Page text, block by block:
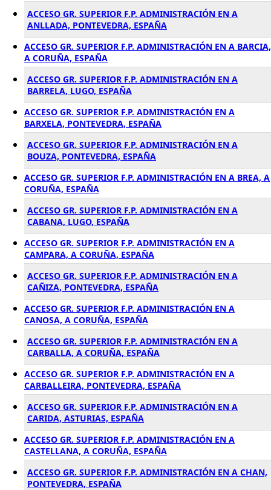
ACCESO GR. SUPERIOR F.P. ADMINISTRACIÓN EN A
ANLLADA, PONTEVEDRA, ESPAÑA
ACCESO GR. SUPERIOR F.P. ADMINISTRACIÓN EN A BARCIA,
A CORUÑA, ESPAÑA
ACCESO GR. SUPERIOR F.P. ADMINISTRACIÓN EN A
BARRELA, LUGO, ESPAÑA
ACCESO GR. SUPERIOR F.P. ADMINISTRACIÓN EN A
BARXELA, PONTEVEDRA, ESPAÑA
ACCESO GR. SUPERIOR F.P. ADMINISTRACIÓN EN A
BOUZA, PONTEVEDRA, ESPAÑA
ACCESO GR. SUPERIOR F.P. ADMINISTRACIÓN EN A BREA, A
CORUÑA, ESPAÑA
ACCESO GR. SUPERIOR F.P. ADMINISTRACIÓN EN A
CABANA, LUGO, ESPAÑA
ACCESO GR. SUPERIOR F.P. ADMINISTRACIÓN EN A
CAMPARA, A CORUÑA, ESPAÑA
ACCESO GR. SUPERIOR F.P. ADMINISTRACIÓN EN A
CAÑIZA, PONTEVEDRA, ESPAÑA
ACCESO GR. SUPERIOR F.P. ADMINISTRACIÓN EN A
CANOSA, A CORUÑA, ESPAÑA
ACCESO GR. SUPERIOR F.P. ADMINISTRACIÓN EN A
CARBALLA, A CORUÑA, ESPAÑA
ACCESO GR. SUPERIOR F.P. ADMINISTRACIÓN EN A
CARBALLEIRA, PONTEVEDRA, ESPAÑA
ACCESO GR. SUPERIOR F.P. ADMINISTRACIÓN EN A
CARIDA, ASTURIAS, ESPAÑA
ACCESO GR. SUPERIOR F.P. ADMINISTRACIÓN EN A
CASTELLANA, A CORUÑA, ESPAÑA
ACCESO GR. SUPERIOR F.P. ADMINISTRACIÓN EN A CHAN,
PONTEVEDRA, ESPAÑA